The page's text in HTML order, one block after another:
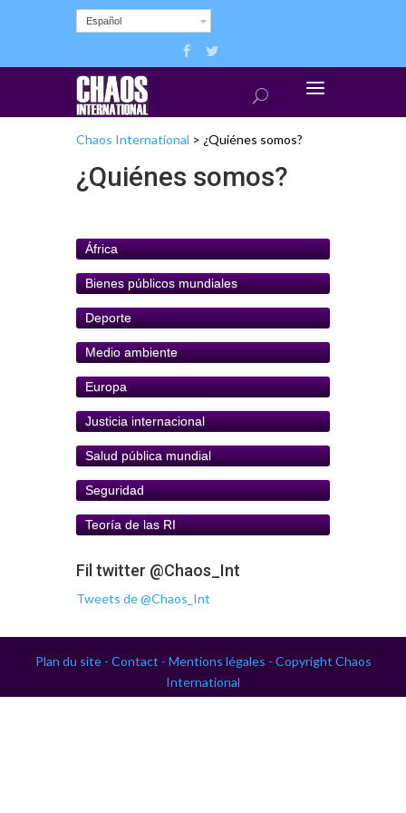
Español
Chaos International > ¿Quiénes somos?
¿Quiénes somos?
África
Bienes públicos mundiales
Deporte
Medio ambiente
Europa
Justicia internacional
Salud pública mundial
Seguridad
Teoría de las RI
Fil twitter @Chaos_Int
Tweets de @Chaos_Int
Plan du site - Contact - Mentions légales - Copyright Chaos
International